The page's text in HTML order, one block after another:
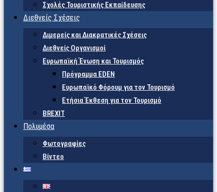
Σχολές Τουριστικής Εκπαίδευσης
Διεθνείς Σχέσεις
Διμερείς και Διακρατικές Σχέσεις
Διεθνείς Οργανισμοί
Ευρωπαϊκή Ένωση και Τουρισμός
Πρόγραμμα EDEN
Ευρωπαϊκό Φόρουμ για τον Τουρισμό
Ετήσια Έκθεση για τον Τουρισμό
BREXIT
Πολυμέσα
Φωτογραφίες
Βίντεο